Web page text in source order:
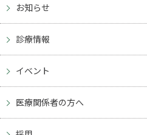
お知らせ
診療情報
イベント
医療関係者の方へ